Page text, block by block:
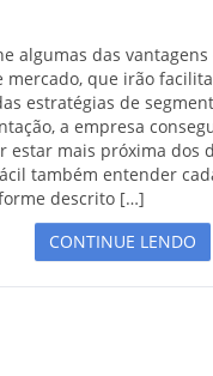
algumas das
mercado, que irão
estratégias de
a empresa
estar mais próxima dos
também entender
descrito […]
CONTINUE LENDO